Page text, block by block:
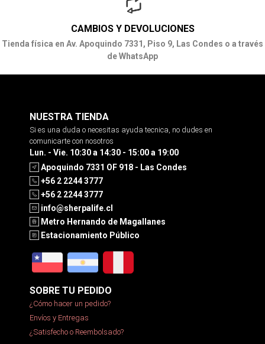
CAMBIOS Y DEVOLUCIONES
Tienda física en Av. Apoquindo 7331, Piso 9, Las Condes o a través
de WhatsApp
NUESTRA TIENDA
Si es una duda o necesitas ayuda tecnica, no dudes en
comunicarte con nosotros
Lun. - Vie. 10:30 a 14:30 - 15:00 a 19:00
Apoquindo 7331 OF 918 - Las Condes
+56 2 2244 3777
+56 2 2244 3777
info@sherpalife.cl
Metro Hernando de Magallanes
Estacionamiento Público
SOBRE TU PEDIDO
¿Cómo hacer un pedido?
Envíos y Entregas
¿Satisfecho o Reembolsado?